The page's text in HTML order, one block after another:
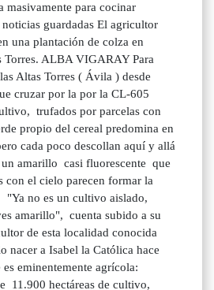
masivamente para cocinar
guardadas El agricultor
una plantación de colza en
Torres. ALBA VIGARAY Para
Altas Torres ( Ávila ) desde
cruzar por la por la CL-605
trufados por parcelas con
propio del cereal predomina en
cada poco descollan aquí y allá
un amarillo casi fluorescente que
con el cielo parecen formar la
"Ya no es un cultivo aislado,
amarillo", cuenta subido a su
de esta localidad conocida
nacer a Isabel la Católica hace
eminentemente agrícola:
11.900 hectáreas de cultivo,